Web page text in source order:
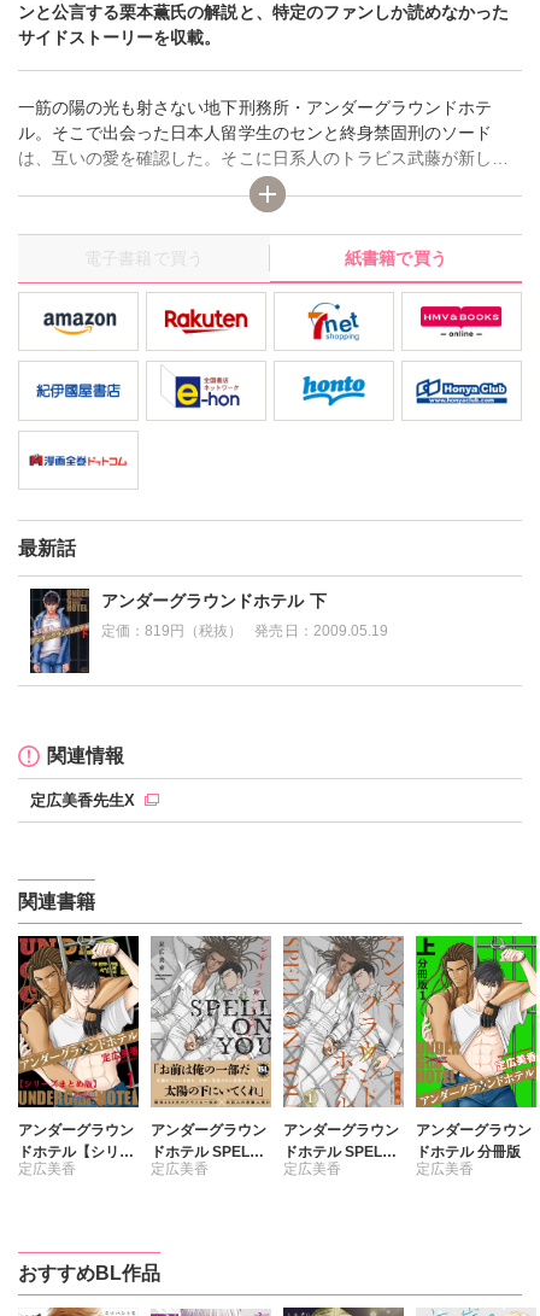
ンと公言する栗本薫氏の解説と、特定のファンしか読めなかった
サイドストーリーを収載。
一筋の陽の光も射さない地下刑務所・アンダーグラウンドホテ
ル。そこで出会った日本人留学生のセンと終身禁固刑のソード
は、互いの愛を確認した。そこに日系人のトラビス武藤が新しい
所長として赴任してくる。ソードの元情人ノーマンやセーリーの
ワルターも絡んでのハードボイルドBLの名作下巻完結編。大ファ
ンと公言する栗本薫氏の解説と、特定のファンしか読めなかった
サイドストーリーを収載。
電子書籍で買う 紙書籍で買う
最新話
アンダーグラウンドホテル 下
定価：819円（税抜） 発売日： 2009.05.19
関連情報
定広美香先生X
関連書籍
アンダーグラウン
ドホテル【シリー
ズまとめ版】
定広美香
アンダーグラウン
ドホテル SPELL
ON YOU【単行本
定広美香
アンダーグラウン
ドホテル SPELL
ON YOU
定広美香
アンダーグラウン
ドホテル 分冊版
定広美香
おすすめBL作品